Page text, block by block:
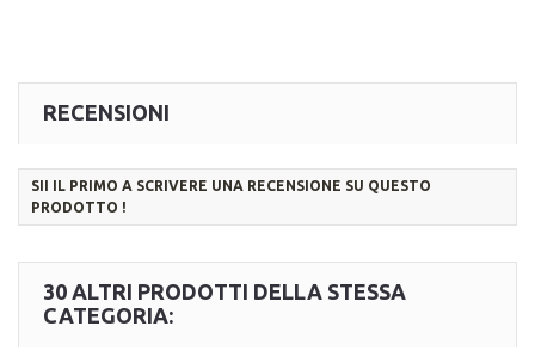
RECENSIONI
SII IL PRIMO A SCRIVERE UNA RECENSIONE SU QUESTO
PRODOTTO !
30 ALTRI PRODOTTI DELLA STESSA
CATEGORIA: